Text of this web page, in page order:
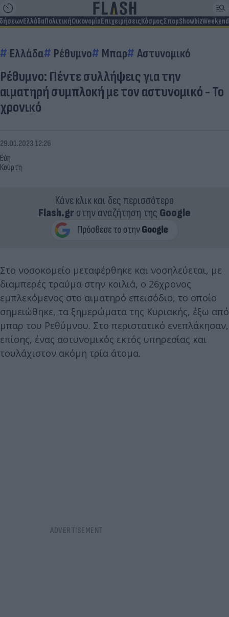
ΕλλάδαΠολιτικήΟικονομίαΕπιχειρήσειςΚόσμοςΣπορShowbizWeekend
Ελλάδα Ρέθυμνο Μπαρ Αστυνομικό
Ρέθυμνο: Πέντε συλλήψεις για την
αιματηρή συμπλοκή με τον αστυνομικό - Το
χρονικό
Εύη
Κούρτη
29.01.2023 12:26
Κάνε κλικ και δες περισσότερο
Flash.grστην αναζήτηση της Google
Στο νοσοκομείο μεταφέρθηκε και νοσηλεύεται, με
διαμπερές τραύμα στην κοιλιά, ο 26χρονος
εμπλεκόμενος στο αιματηρό επεισόδιο, το οποίο
σημειώθηκε, τα ξημερώματα της Κυριακής, έξω από
μπαρ του Ρεθύμνου. Στο περιστατικό ενεπλάκησαν,
επίσης, ένας αστυνομικός εκτός υπηρεσίας και
τουλάχιστον ακόμη τρία άτομα.